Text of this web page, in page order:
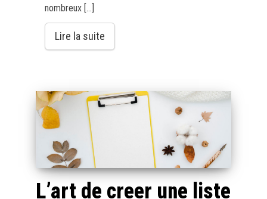
nombreux […]
Lire la suite
L’art de creer une liste